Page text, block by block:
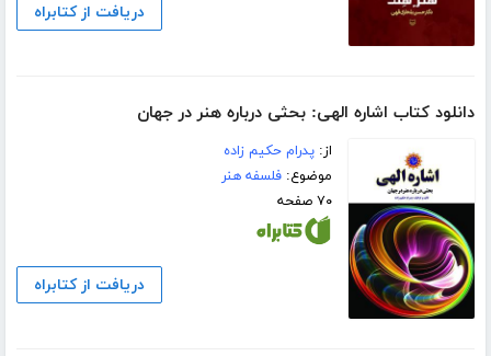
دریافت از کتابراه
دانلود کتاب اشاره الهی: بحثی درباره هنر در جهان
از:پدرام حکیم زاده
موضوع:فلسفه هنر
۷۰ صفحه
دریافت از کتابراه